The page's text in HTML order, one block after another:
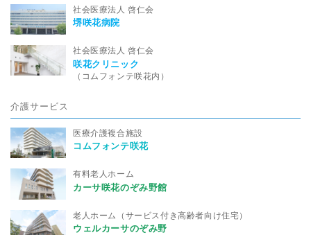
社会医療法人 啓仁会
堺咲花病院
社会医療法人 啓仁会
咲花クリニック
（コムフォンテ咲花内）
介護サービス
医療介護複合施設
コムフォンテ咲花
有料老人ホーム
カーサ咲花のぞみ野館
老人ホーム（サービス付き高齢者向け住宅）
ウェルカーサのぞみ野